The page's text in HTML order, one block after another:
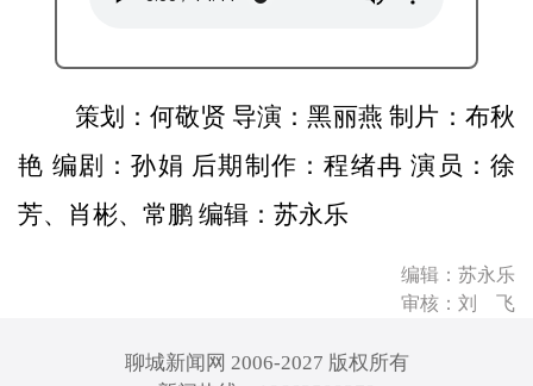
策划：何敬贤 导演：黑丽燕 制片：布秋
艳 编剧：孙娟 后期制作：程绪冉 演员：徐
芳、肖彬、常鹏 编辑：苏永乐
编辑：苏永乐
审核：刘 飞
聊城新闻网 2006-2027 版权所有